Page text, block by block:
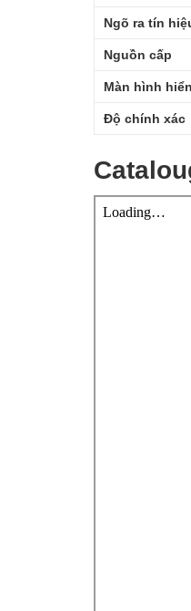
Ngõ ra tín
Nguồn cấp
Màn hình
Độ chính xác